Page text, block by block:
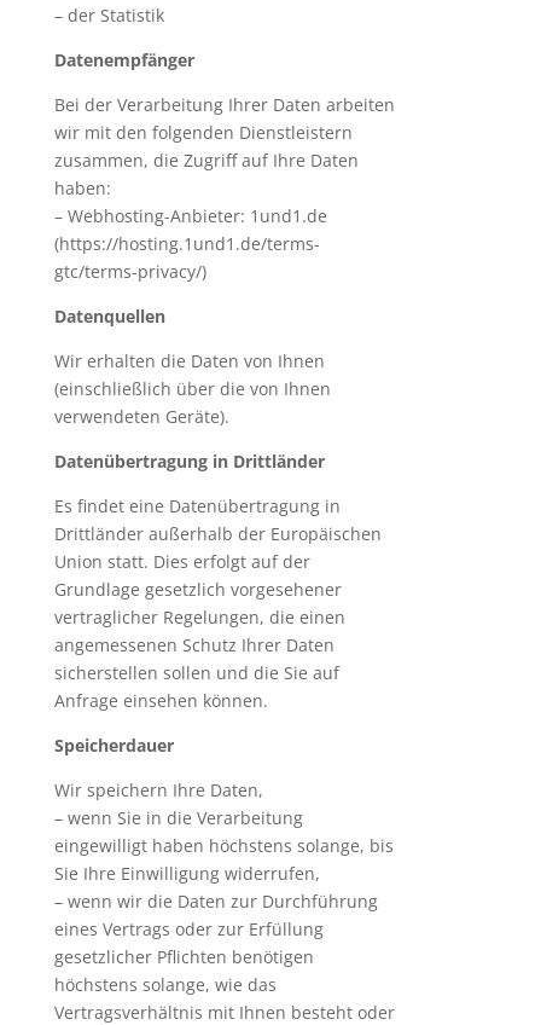
– der Statistik
Datenempfänger
Bei der Verarbeitung Ihrer Daten arbeiten
wir mit den folgenden Dienstleistern
zusammen, die Zugriff auf Ihre Daten
haben:
– Webhosting-Anbieter: 1und1.de
(https://hosting.1und1.de/terms-
gtc/terms-privacy/)
Datenquellen
Wir erhalten die Daten von Ihnen
(einschließlich über die von Ihnen
verwendeten Geräte).
Datenübertragung in Drittländer
Es findet eine Datenübertragung in
Drittländer außerhalb der Europäischen
Union statt. Dies erfolgt auf der
Grundlage gesetzlich vorgesehener
vertraglicher Regelungen, die einen
angemessenen Schutz Ihrer Daten
sicherstellen sollen und die Sie auf
Anfrage einsehen können.
Speicherdauer
Wir speichern Ihre Daten,
– wenn Sie in die Verarbeitung
eingewilligt haben höchstens solange, bis
Sie Ihre Einwilligung widerrufen,
– wenn wir die Daten zur Durchführung
eines Vertrags oder zur Erfüllung
gesetzlicher Pflichten benötigen
höchstens solange, wie das
Vertragsverhältnis mit Ihnen besteht oder